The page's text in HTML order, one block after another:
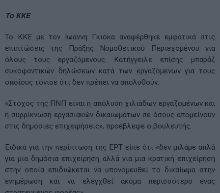
Το ΚΚΕ
Το ΚΚΕ με τον Ιωάννη Γκιόκα αναφέρθηκε εμφατικά στις
επιπτώσεις της Πράξης Νομοθετικού Περιεχομένου για
όλους τους εργαζόμενους. Κατήγγειλε επίσης μπαράζ
συκοφαντικών δηλώσεων κατά των εργαζόμενων για τους
οποίους τόνισε ότι δεν πρέπει να απολυθούν.
«Στόχος της ΠΝΠ είναι η απόλυση χιλιάδων εργαζομένων και
η συρρίκνωση εργασιακών δικαιωμάτων σε όσους απομείνουν
στις δημόσιες επιχειρήσεις», προέβλεψε ο βουλευτής.
Ειδικά για την περίπτωση της ΕΡΤ είπε ότι «δεν μιλάμε απλά
για μια δημόσια επιχείρηση αλλά για μια κρατική επιχείρηση
στην οποία επιδιώκεται να υπονομευθεί το δικαίωμα στην
ενημέρωση και να ελεγχθεί ακόμα περισσότερο ένας